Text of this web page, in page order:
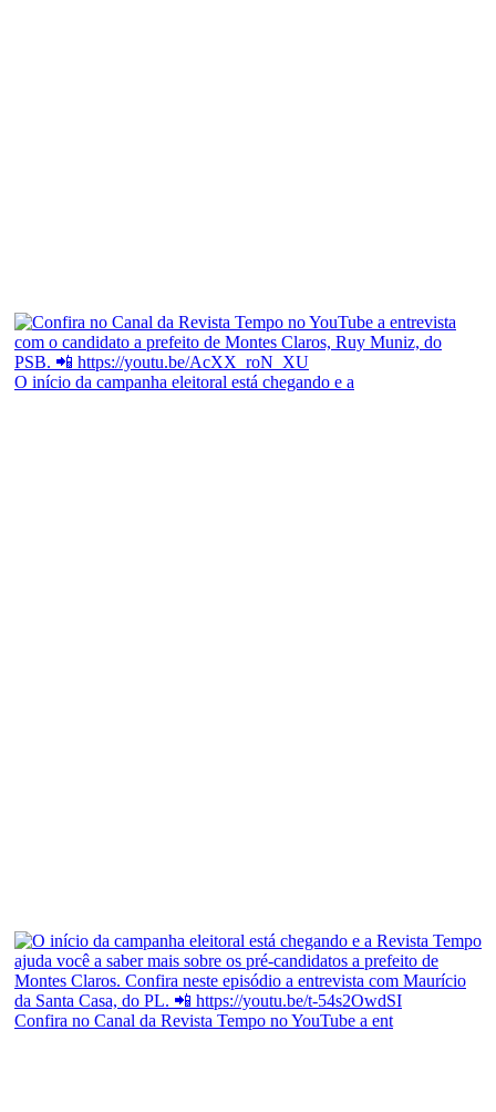
O início da campanha eleitoral está chegando e a
Confira no Canal da Revista Tempo no YouTube a ent